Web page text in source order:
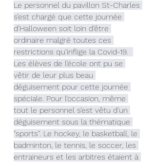
Le personnel du pavillon St-Charles
s’est chargé que cette journée
d’Halloween soit loin d’être
ordinaire malgré toutes ces
restrictions qu’inflige la Covid-19.
Les élèves de l’école ont pu se
vêtir de leur plus beau
déguisement pour cette journée
spéciale. Pour l’occasion, même
tout le personnel s’est vêtu d’un
déguisement sous la thématique
"sports". Le hockey, le basketball, le
badminton, le tennis, le soccer, les
entraineurs et les arbitres étaient à